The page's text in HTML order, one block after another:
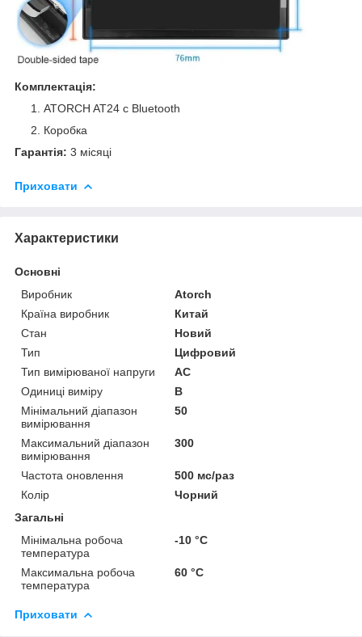
Комплектація:
ATORCH AT24 c Bluetooth
Коробка
Гарантія: 3 місяці
Приховати
Характеристики
Основні
Виробник
Atorch
Країна виробник
Китай
Стан
Новий
Тип
Цифровий
Тип вимірюваної напруги
AC
Одиниці виміру
В
Мінімальний діапазон
вимірювання
50
Максимальний діапазон
вимірювання
300
Частота оновлення
500 мс/раз
Колір
Чорний
Загальні
Мінімальна робоча
температура
-10 °С
Максимальна робоча
температура
60 °С
Приховати